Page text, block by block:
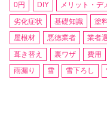
0円 DIY メリット・デ
劣化症状
基礎知識 塗
屋根材
悪徳業者 業者
葺き替え
裏ワザ 費用
雨漏り
雪 雪下ろし